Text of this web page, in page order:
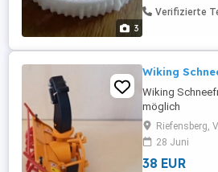
3
OhneVerifizierte
Wiking
Wiking
möglich
Riefensberg,
28 Juni
38 EUR